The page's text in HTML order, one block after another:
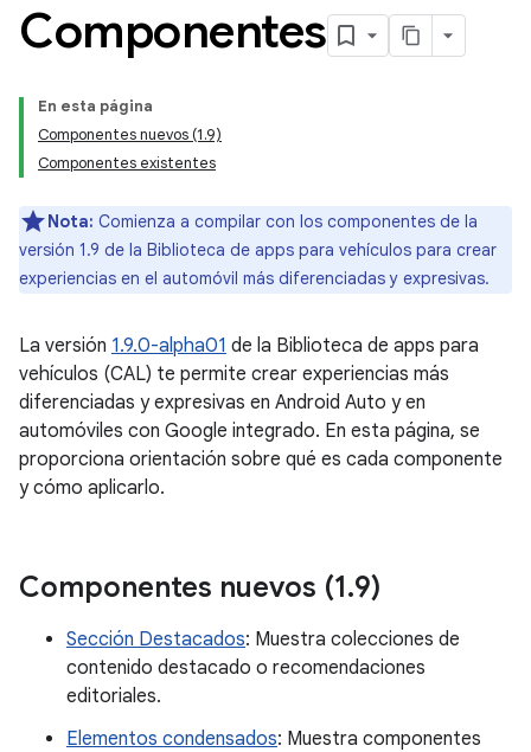
Componentes
En esta página
Componentes nuevos (1.9)
Componentes existentes
Nota: Comienza a compilar con los componentes de la
versión 1.9 de la Biblioteca de apps para vehículos para crear
experiencias en el automóvil más diferenciadas y expresivas.
La versión 1.9.0-alpha01 de la Biblioteca de apps para
vehículos (CAL) te permite crear experiencias más
diferenciadas y expresivas en Android Auto y en
automóviles con Google integrado. En esta página, se
proporciona orientación sobre qué es cada componente
y cómo aplicarlo.
Componentes nuevos (1.9)
Sección Destacados: Muestra colecciones de
contenido destacado o recomendaciones
editoriales.
Elementos condensados: Muestra componentes